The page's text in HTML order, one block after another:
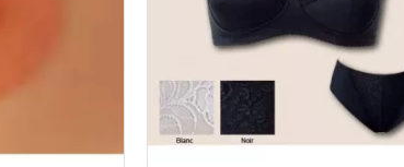
(Caractéristiques communes à